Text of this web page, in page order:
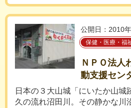
公開日：2010
保健・医療・福
ＮＰＯ法人
動支援セン
日本の３大山城「にいたか山城
久の流れ沼田川。その静かな川